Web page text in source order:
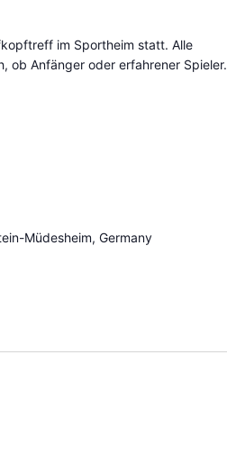
im Sportheim statt. Alle
ob Anfänger oder erfahrener Spieler.
Müdesheim, Germany